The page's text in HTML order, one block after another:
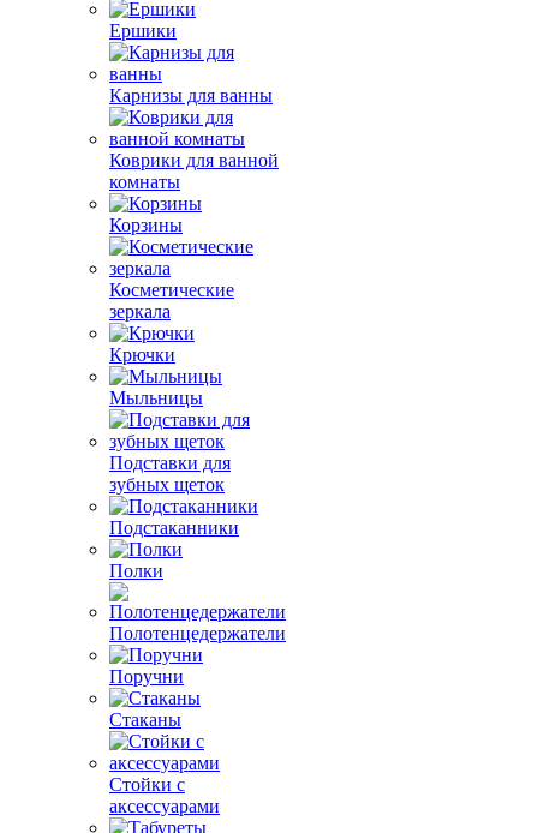
Ершики
Карнизы для ванны
Коврики для ванной
комнаты
Корзины
Косметические
зеркала
Крючки
Мыльницы
Подставки для
зубных щеток
Подстаканники
Полки
Полотенцедержатели
Поручни
Стаканы
Стойки с
аксессуарами